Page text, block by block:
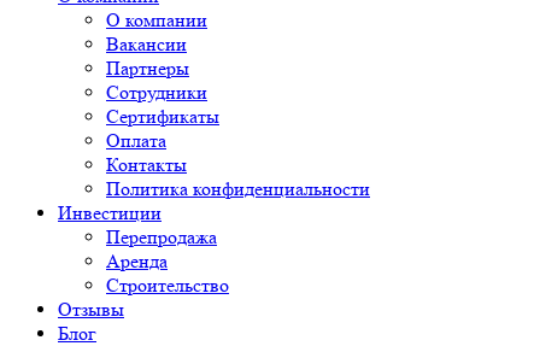
О компании
Вакансии
Партнеры
Сотрудники
Сертификаты
Оплата
Контакты
Политика конфиденциальности
Инвестиции
Перепродажа
Аренда
Строительство
Отзывы
Блог